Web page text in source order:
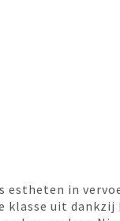
estheten in
uit dankzij